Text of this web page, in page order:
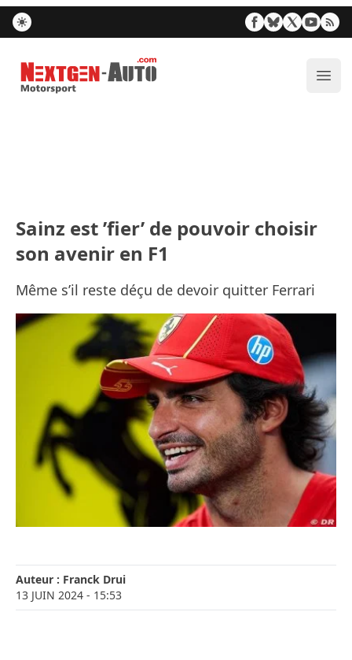
Nextgen-Auto.com
Sainz est ’fier’ de pouvoir choisir
son avenir en F1
Même s’il reste déçu de devoir quitter Ferrari
Auteur : Franck Drui
13 JUIN 2024 - 15:53